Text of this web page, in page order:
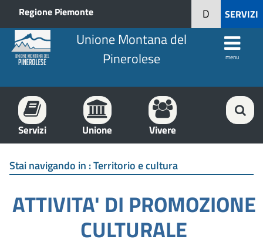
Regione Piemonte SERVIZI
D
Unione Montana del
Pinerolese
menu
Servizi Unione Vivere
Stai navigando in :Territorio e cultura
ATTIVITA' DI PROMOZIONE
CULTURALE